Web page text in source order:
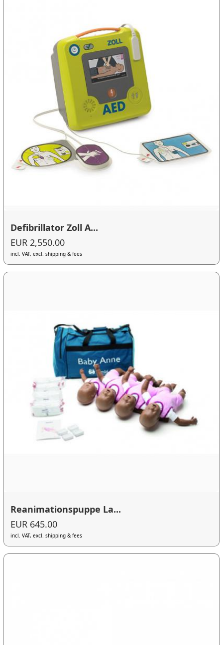
Defibrillator Zoll A...
EUR 2,550.00
incl. VAT, excl. shipping & fees
Reanimationspuppe La...
EUR 645.00
incl. VAT, excl. shipping & fees